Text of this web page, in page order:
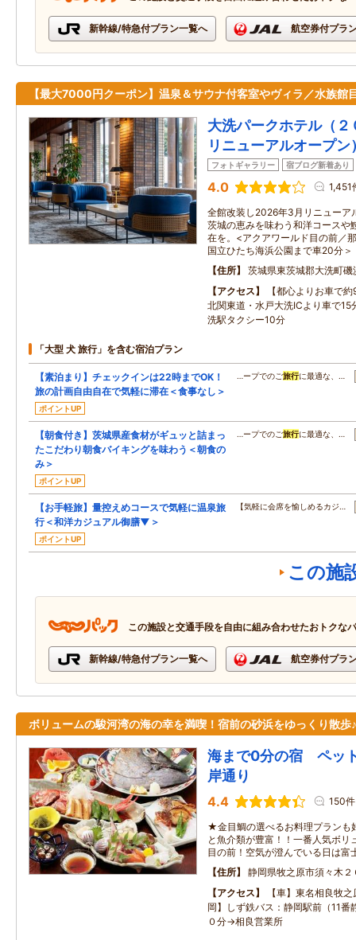
新幹線/特急付プラン一覧へ 航空券付プラ
【最大7000円クーポン】温泉＆サウナ付客室やヴィラ／水族館
大洗パークホテル（
リニューアルオープン
フォトギャラリー 宿ブログ新着あり
4.0 1,451
全館改装し2026年3月リニューア
茨城の恵みを味わう和洋コースや
在を。<アクアワールド目の前／
国立ひたち海浜公園まで車20分＞
住所
茨城県東茨城郡大洗町
アクセス
【都心よりお車で
北関東道・水戸大洗ICより車で15
洗駅タクシー10分
「大型 犬 旅行」を含む宿泊プラン
【素泊まり】チェックインは22時までOK！
旅の計画自由自在で気軽に滞在＜食事なし＞
ポイントUP
…ープでのご旅行に最適な、…
【朝食付き】茨城県産食材がギュッと詰まっ
たこだわり朝食バイキングを味わう＜朝食の
み＞
ポイントUP
…ープでのご旅行に最適な、…
【お手軽旅】量控えめコースで気軽に温泉旅
行＜和洋カジュアル御膳▼＞
ポイントUP
【気軽に会席を愉しめるカジ…
この施
この施設と交通手段を自由に組み合わせたおトクな
新幹線/特急付プラン一覧へ 航空券付プラ
ボリュームの駿河湾の海の幸を満喫！宿前の砂浜をゆっくり散歩♪
海まで0分の宿 ペッ
岸通り
4.4 150件
★金目鯛の選べるお料理プラン
と魚介類が豊富！！一番人気ボ
目の前！空気が澄んでいる日は富
住所
静岡県牧之原市須々木２
アクセス
【車】東名相良牧
岡】しず鉄バス：静岡駅前（11
０分→相良営業所